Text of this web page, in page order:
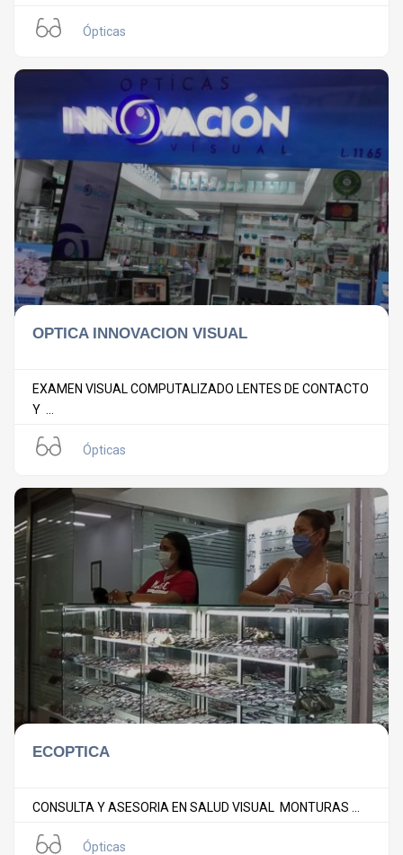
Ópticas
OPTICA INNOVACION VISUAL
EXAMEN VISUAL COMPUTALIZADO LENTES DE CONTACTO
Y ...
Ópticas
ECOPTICA
CONSULTA Y ASESORIA EN SALUD VISUAL MONTURAS ...
Ópticas